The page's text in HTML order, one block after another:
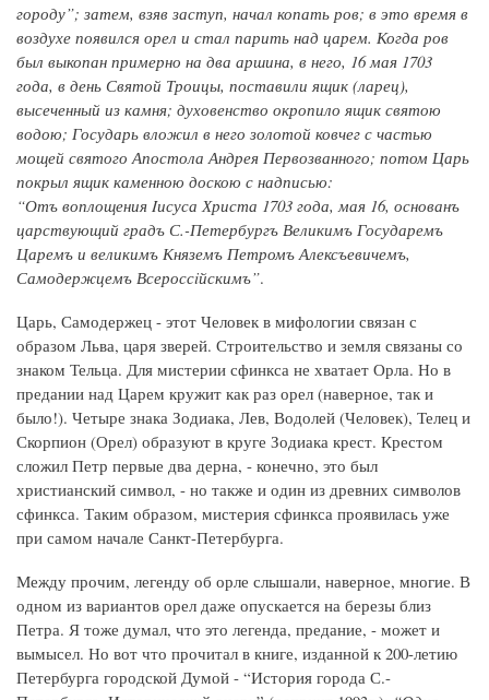
городу”; затем, взяв заступ, начал копать ров; в это время в
воздухе появился орел и стал парить над царем. Когда ров
был выкопан примерно на два аршина, в него, 16 мая 1703
года, в день Святой Троицы, поставили ящик (ларец),
высеченный из камня; духовенство окропило ящик святою
водою; Государь вложил в него золотой ковчег с частью
мощей святого Апостола Андрея Первозванного; потом Царь
покрыл ящик каменною доскою с надписью:
“Отъ воплощения Iисуса Христа 1703 года, мая 16, основанъ
царствующий градъ С.-Петербургъ Великимъ Государемъ
Царемъ и великимъ Княземъ Петромъ Алексъевичемъ,
Самодержцемъ Всероссiйскимъ”.
Царь, Самодержец - этот Человек в мифологии связан с
образом Льва, царя зверей. Строительство и земля связаны со
знаком Тельца. Для мистерии сфинкса не хватает Орла. Но в
предании над Царем кружит как раз орел (наверное, так и
было!). Четыре знака Зодиака, Лев, Водолей (Человек), Телец и
Скорпион (Орел) образуют в круге Зодиака крест. Крестом
сложил Петр первые два дерна, - конечно, это был
христианский символ, - но также и один из древних символов
сфинкса. Таким образом, мистерия сфинкса проявилась уже
при самом начале Санкт-Петербурга.
Между прочим, легенду об орле слышали, наверное, многие. В
одном из вариантов орел даже опускается на березы близ
Петра. Я тоже думал, что это легенда, предание, - может и
вымысел. Но вот что прочитал в книге, изданной к 200-летию
Петербурга городской Думой - “История города С.-